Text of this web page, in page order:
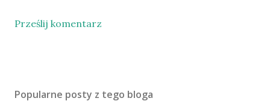
Prześlij komentarz
Popularne posty z tego bloga